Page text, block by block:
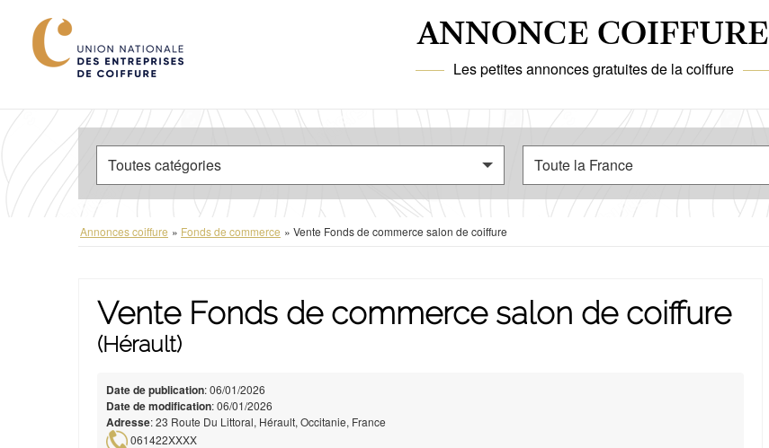
ANNONCE COIFFURE
Les petites annonces gratuites de la coiffure
Annonces coiffure » Fonds de commerce » Vente Fonds de commerce salon de coiffure
Vente Fonds de commerce salon de coiffure
(Hérault)
Date de publication: 06/01/2026
Date de modification: 06/01/2026
Adresse: 23 Route Du Littoral, Hérault, Occitanie, France
061422XXXX